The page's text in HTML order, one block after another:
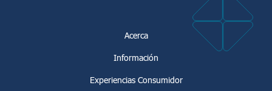
Registro
Acerca
Información
Experiencias Consumidor